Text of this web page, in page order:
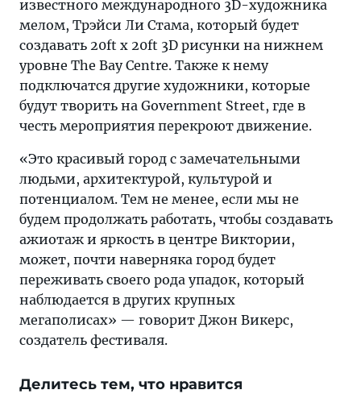
известного международного 3D-художника
мелом, Трэйси Ли Стама, который будет
создавать 20ft х 20ft 3D рисунки на нижнем
уровне The Bay Centre. Также к нему
подключатся другие художники, которые
будут творить на Government Street, где в
честь мероприятия перекроют движение.
«Это красивый город с замечательными
людьми, архитектурой, культурой и
потенциалом. Тем не менее, если мы не
будем продолжать работать, чтобы создавать
ажиотаж и яркость в центре Виктории,
может, почти наверняка город будет
переживать своего рода упадок, который
наблюдается в других крупных
мегаполисах» — говорит Джон Викерс,
создатель фестиваля.
Делитесь тем, что нравится